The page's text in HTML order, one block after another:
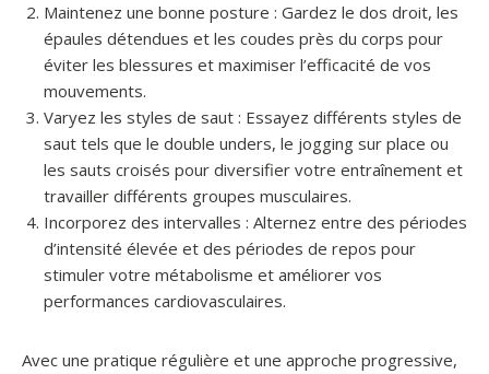
Maintenez une bonne posture : Gardez le dos droit, les
épaules détendues et les coudes près du corps pour
éviter les blessures et maximiser l’efficacité de vos
mouvements.
Varyez les styles de saut : Essayez différents styles de
saut tels que le double unders, le jogging sur place ou
les sauts croisés pour diversifier votre entraînement et
travailler différents groupes musculaires.
Incorporez des intervalles : Alternez entre des périodes
d’intensité élevée et des périodes de repos pour
stimuler votre métabolisme et améliorer vos
performances cardiovasculaires.
Avec une pratique régulière et une approche progressive,